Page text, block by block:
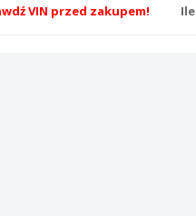
VIN przed zakupem! Ile